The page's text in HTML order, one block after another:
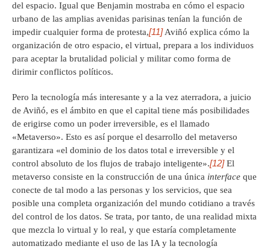
del espacio. Igual que Benjamin mostraba en cómo el espacio
urbano de las amplias avenidas parisinas tenían la función de
impedir cualquier forma de protesta,[11]Aviñó explica cómo la
organización de otro espacio, el virtual, prepara a los individuos
para aceptar la brutalidad policial y militar como forma de
dirimir conflictos políticos.
Pero la tecnología más interesante y a la vez aterradora, a juicio
de Aviñó, es el ámbito en que el capital tiene más posibilidades
de erigirse como un poder irreversible, es el llamado
«Metaverso». Esto es así porque el desarrollo del metaverso
garantizara «el dominio de los datos total e irreversible y el
control absoluto de los flujos de trabajo inteligente».[12]El
metaverso consiste en la construcción de una única interface que
conecte de tal modo a las personas y los servicios, que sea
posible una completa organización del mundo cotidiano a través
del control de los datos. Se trata, por tanto, de una realidad mixta
que mezcla lo virtual y lo real, y que estaría completamente
automatizado mediante el uso de las IA y la tecnología